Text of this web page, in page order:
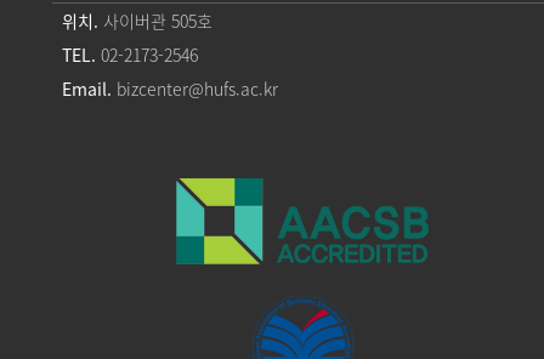
위치. 사이버관 505호
TEL. 02-2173-2546
Email. bizcenter@hufs.ac.kr